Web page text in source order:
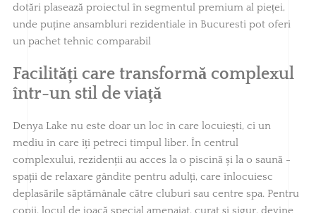
dotări plasează proiectul în segmentul premium al pieței,
unde puține ansambluri rezidentiale in Bucuresti pot oferi
un pachet tehnic comparabil
Facilități care transformă complexul
într-un stil de viață
Denya Lake nu este doar un loc în care locuiești, ci un
mediu în care îți petreci timpul liber. În centrul
complexului, rezidenții au acces la o piscină și la o saună -
spații de relaxare gândite pentru adulți, care înlocuiesc
deplasările săptămânale către cluburi sau centre spa. Pentru
copii, locul de joacă special amenajat, curat și sigur, devine